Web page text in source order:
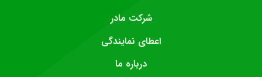
شرکت مادر
اعطای نمایندگی
درباره ما